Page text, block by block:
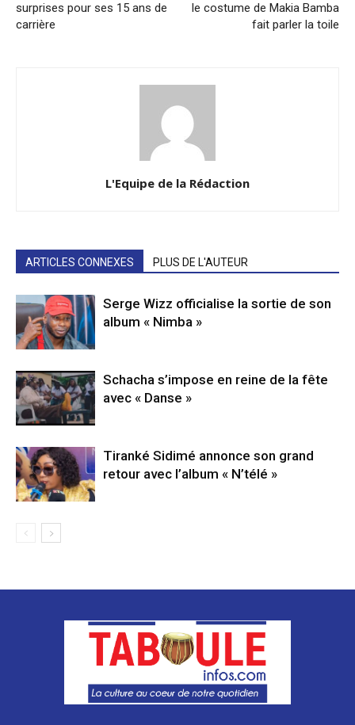
surprises pour ses 15 ans de
carrière
le costume de Makia Bamba
fait parler la toile
L'Equipe de la Rédaction
ARTICLES CONNEXES PLUS DE L'AUTEUR
Serge Wizz officialise la sortie de son
album « Nimba »
Schacha s’impose en reine de la fête
avec « Danse »
Tiranké Sidimé annonce son grand
retour avec l’album « N’télé »